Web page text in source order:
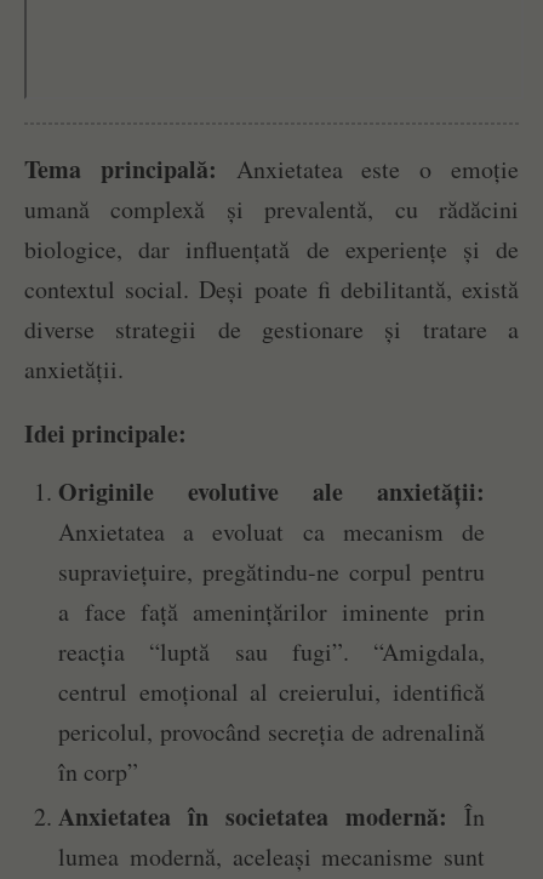
Tema principală: Anxietatea este o emoție
umană complexă și prevalentă, cu rădăcini
biologice, dar influențată de experiențe și de
contextul social. Deși poate fi debilitantă, există
diverse strategii de gestionare și tratare a
anxietății.
Idei principale:
Originile evolutive ale anxietății:
Anxietatea a evoluat ca mecanism de
supraviețuire, pregătindu-ne corpul pentru
a face față amenințărilor iminente prin
reacția “luptă sau fugi”. “Amigdala,
centrul emoțional al creierului, identifică
pericolul, provocând secreția de adrenalină
în corp”
Anxietatea în societatea modernă: În
lumea modernă, aceleași mecanisme sunt